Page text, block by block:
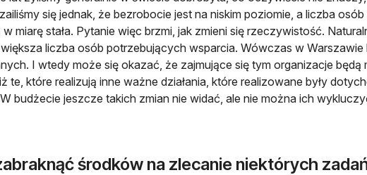
się jednak, że bezrobocie jest na niskim poziomie, a liczba
w miarę stała. Pytanie więc brzmi, jak zmieni się rzeczywistość.
liczba osób potrzebujących wsparcia. Wówczas w Warszawie
I wtedy może się okazać, że zajmujące się tym organizacje będą
te, które realizują inne ważne działania, które realizowane były
budżecie jeszcze takich zmian nie widać, ale nie można ich
środków na zlecanie niektórych